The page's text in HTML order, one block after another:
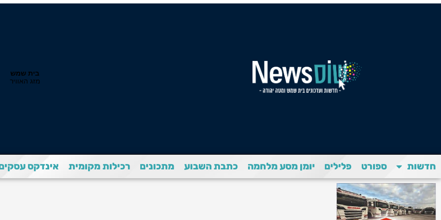
חדשות ספורט פלילים יומן מסע מלחמה כתבת השבוע מתכונים רכילות מקומית אינדקס